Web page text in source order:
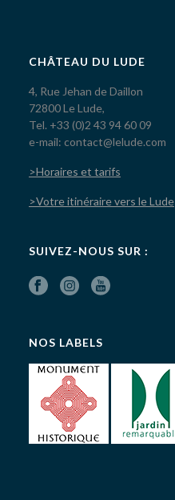
CHÂTEAU DU LUDE
4, Rue Jehan de Daillon
72800 Le Lude,
Tel. +33 (0)2 43 94 60 09
e-mail: contact@lelude.com
>Horaires et tarifs
>Votre itinéraire vers le Lude
SUIVEZ-NOUS SUR :
NOS LABELS